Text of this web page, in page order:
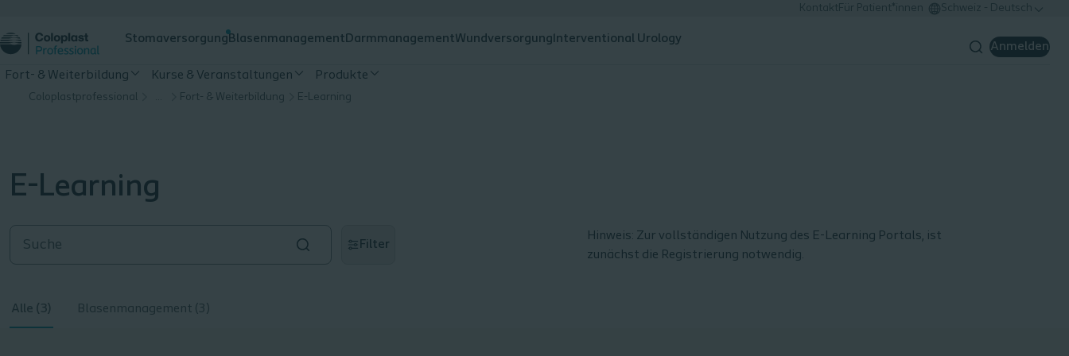
KontaktFür Patient*innen Schweiz - Deutsch
Stomaversorgung Blasenmanagement DarmmanagementWundversorgung Interventional Urology
Anmelden
Fort- & Weiterbildung Kurse & Veranstaltungen Produkte
Coloplastprofessional Fort- & Weiterbildung E-Learning
E-Learning
Hinweis: Zur vollständigen Nutzung des E-Learning Portals, ist
zunächst die Registrierung notwendig.
Filter
Alle (3) Blasenmanagement (3)